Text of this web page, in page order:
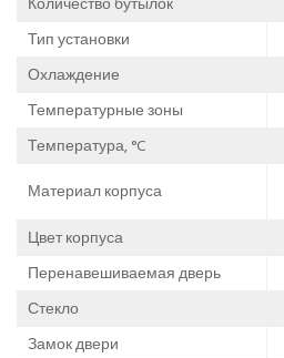
Тип установки
Охлаждение
Температурные зоны
Температура, °C
Материал корпуса
Цвет корпуса
Перенавешиваемая дверь
Стекло
Замок двери